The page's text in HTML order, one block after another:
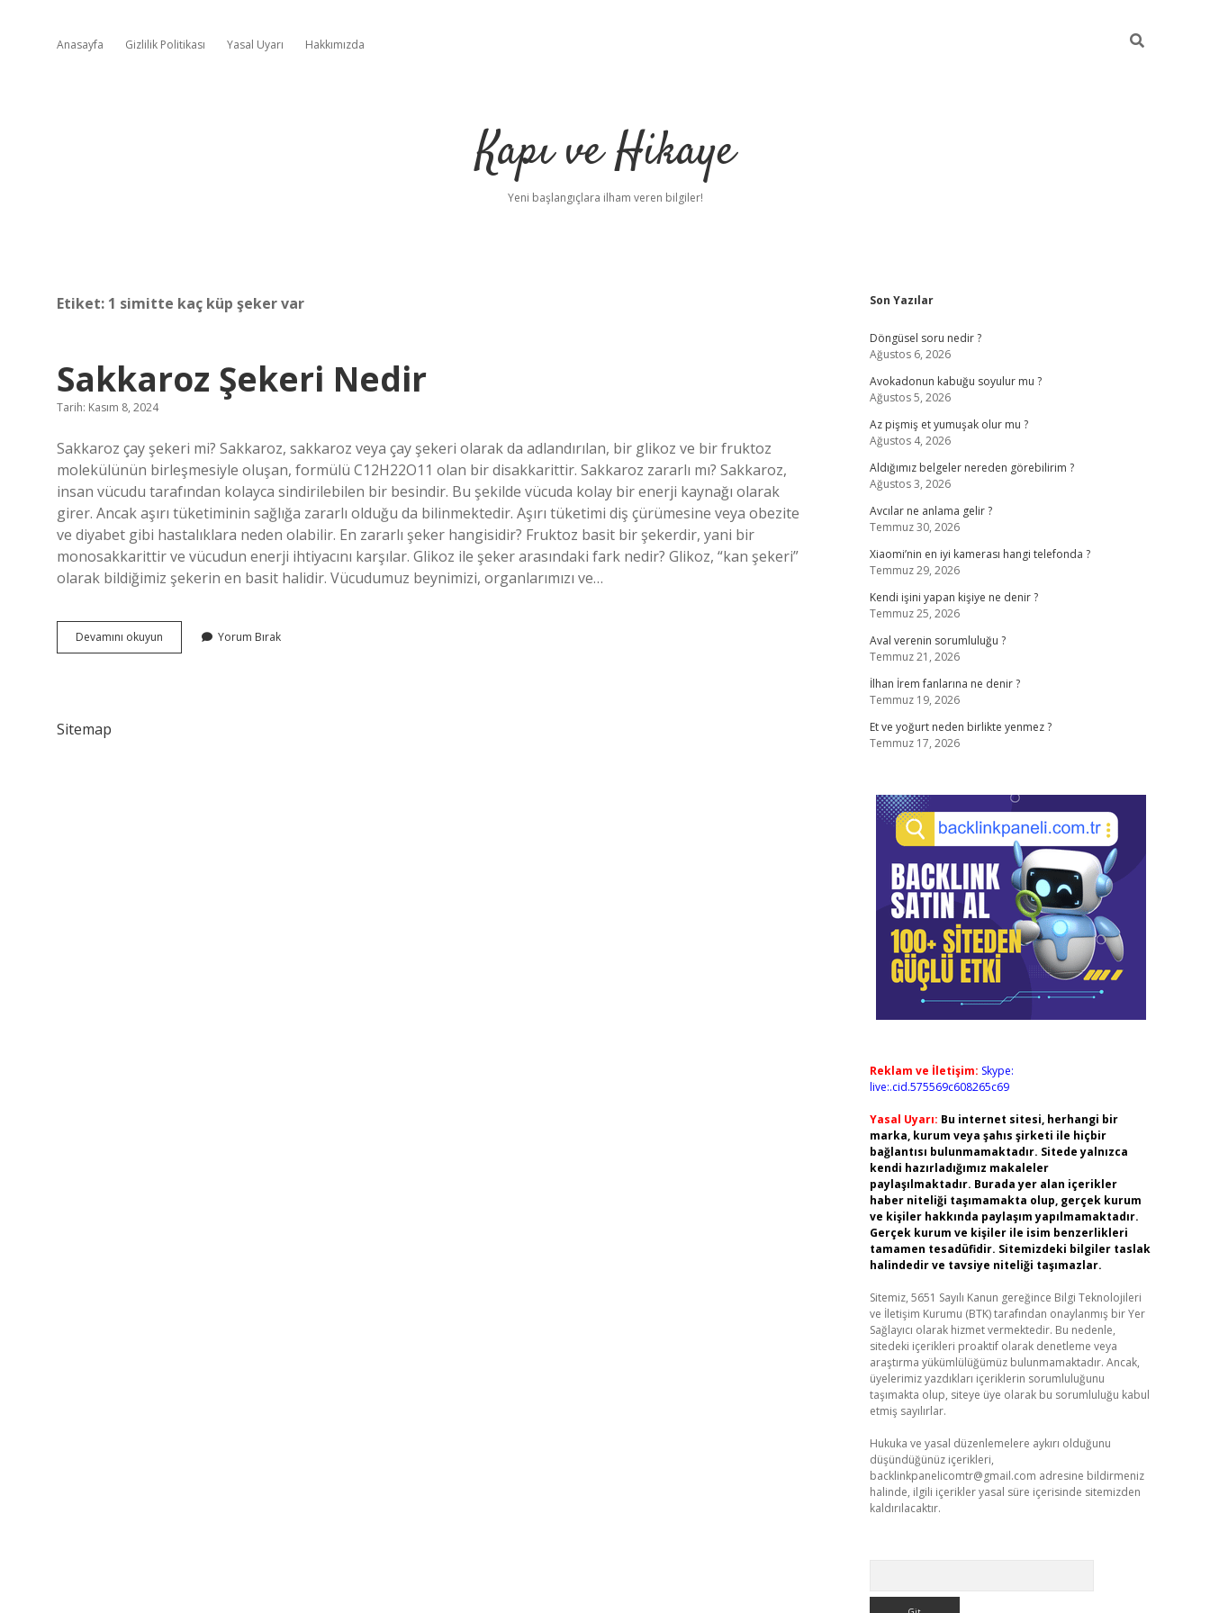
Anasayfa Gizlilik Politikası Yasal Uyarı Hakkımızda
Kapı ve Hikaye
Yeni başlangıçlara ilham veren bilgiler!
Etiket: 1 simitte kaç küp şeker var
Sakkaroz Şekeri Nedir
Tarih: Kasım 8, 2024
Sakkaroz çay şekeri mi? Sakkaroz, sakkaroz veya çay şekeri olarak da adlandırılan, bir glikoz ve bir fruktoz
molekülünün birleşmesiyle oluşan, formülü C12H22O11 olan bir disakkarittir. Sakkaroz zararlı mı? Sakkaroz,
insan vücudu tarafından kolayca sindirilebilen bir besindir. Bu şekilde vücuda kolay bir enerji kaynağı olarak
girer. Ancak aşırı tüketiminin sağlığa zararlı olduğu da bilinmektedir. Aşırı tüketimi diş çürümesine veya obezite
ve diyabet gibi hastalıklara neden olabilir. En zararlı şeker hangisidir? Fruktoz basit bir şekerdir, yani bir
monosakkarittir ve vücudun enerji ihtiyacını karşılar. Glikoz ile şeker arasındaki fark nedir? Glikoz, “kan şekeri”
olarak bildiğimiz şekerin en basit halidir. Vücudumuz beynimizi, organlarımızı ve…
Devamını okuyun Sakkaroz
Şekeri
Yorum Bırak
Sitemap
Sidebar
Son Yazılar
Döngüsel soru nedir ?
Ağustos 6, 2026
Avokadonun kabuğu soyulur mu ?
Ağustos 5, 2026
Az pişmiş et yumuşak olur mu ?
Ağustos 4, 2026
Aldığımız belgeler nereden görebilirim ?
Ağustos 3, 2026
Avcılar ne anlama gelir ?
Temmuz 30, 2026
Xiaomi’nin en iyi kamerası hangi telefonda ?
Temmuz 29, 2026
Kendi işini yapan kişiye ne denir ?
Temmuz 25, 2026
Aval verenin sorumluluğu ?
Temmuz 21, 2026
İlhan İrem fanlarına ne denir ?
Temmuz 19, 2026
Et ve yoğurt neden birlikte yenmez ?
Temmuz 17, 2026
Reklam ve İletişim: Skype:
live:.cid.575569c608265c69
Yasal Uyarı: Bu internet sitesi, herhangi bir
marka, kurum veya şahıs şirketi ile hiçbir
bağlantısı bulunmamaktadır. Sitede yalnızca
kendi hazırladığımız makaleler
paylaşılmaktadır. Burada yer alan içerikler
haber niteliği taşımamakta olup, gerçek kurum
ve kişiler hakkında paylaşım yapılmamaktadır.
Gerçek kurum ve kişiler ile isim benzerlikleri
tamamen tesadüfidir. Sitemizdeki bilgiler taslak
halindedir ve tavsiye niteliği taşımazlar.
Sitemiz, 5651 Sayılı Kanun gereğince Bilgi Teknolojileri
ve İletişim Kurumu (BTK) tarafından onaylanmış bir Yer
Sağlayıcı olarak hizmet vermektedir. Bu nedenle,
sitedeki içerikleri proaktif olarak denetleme veya
araştırma yükümlülüğümüz bulunmamaktadır. Ancak,
üyelerimiz yazdıkları içeriklerin sorumluluğunu
taşımakta olup, siteye üye olarak bu sorumluluğu kabul
etmiş sayılırlar.
Hukuka ve yasal düzenlemelere aykırı olduğunu
düşündüğünüz içerikleri,
backlinkpanelicomtr@gmail.com adresine bildirmeniz
halinde, ilgili içerikler yasal süre içerisinde sitemizden
kaldırılacaktır.